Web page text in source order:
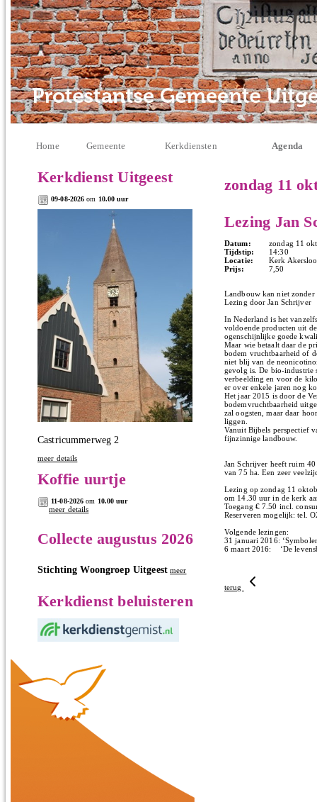
Kerkdienst Uitgeest
09-08-2026 om 10.00 uur
Castricummerweg 2
meer details
Koffie uurtje
11-08-2026 om 10.00 uur
meer details
Collecte augustus 2026
Stichting Woongroep Uitgeest meer
Kerkdienst beluisteren
zondag 11
Lezing Jan
Datum:
zondag 11
Tijdstip:
14:30
Locatie:
Kerk
Prijs:
7,50
Landbouw kan niet zonder
Lezing door Jan Schrijver
In Nederland is het
voldoende producten uit
ogenschijnlijke goede
Maar wie betaalt daar de
bodem vruchtbaarheid of
niet blij van de
gevolg is. De bio-industrie
verbeelding en voor de
er over enkele jaren nog
Het jaar 2015 is door de
bodemvruchtbaarheid
zal oogsten, maar daar
liggen.
Vanuit Bijbels perspectief
fijnzinnige landbouw.
Jan Schrijver heeft ruim
van 75 ha. Een zeer
Lezing op zondag 11
om 14.30 uur in de kerk
Toegang € 7.50 incl.
Reserveren mogelijk: tel.
Volgende lezingen:
31 januari 2016:
6 maart 2016: ‘De
terug
Home Gemeente Kerkdiensten Agenda